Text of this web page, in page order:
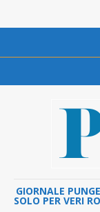
GIORNALE
SOLO PER VERI